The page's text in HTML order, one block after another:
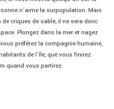
n’aime la surpopulation. Mais
criques de sable, il ne sera donc
Plongez dans la mer et nagez
préférez la compagnie humaine,
de l’île, que vous finirez
quand vous partirez.